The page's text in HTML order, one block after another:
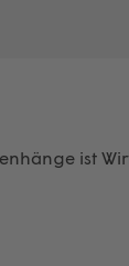
ist